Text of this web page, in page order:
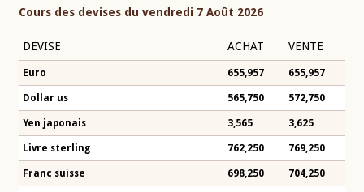
Cours des devises du vendredi 7 Août 2026
DEVISE ACHAT VENTE
Euro 655,957 655,957
Dollar us 565,750 572,750
Yen japonais 3,565 3,625
Livre sterling 762,250 769,250
Franc suisse 698,250 704,250